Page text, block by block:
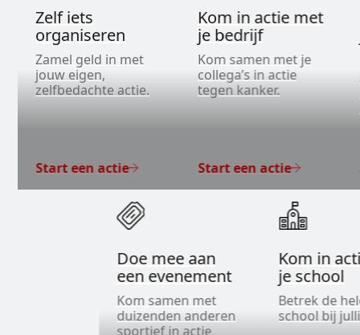
Zelf iets
organiseren
Zamel geld in met
jouw eigen,
zelfbedachte actie.
Start een actie
Kom in actie met
je bedrijf
Kom samen met je
collega’s in actie
tegen kanker.
Start een actie
Doe mee aan
een evenement
Kom samen met
duizenden anderen
sportief in actie
Kom in
je school
Betrek de
school bij